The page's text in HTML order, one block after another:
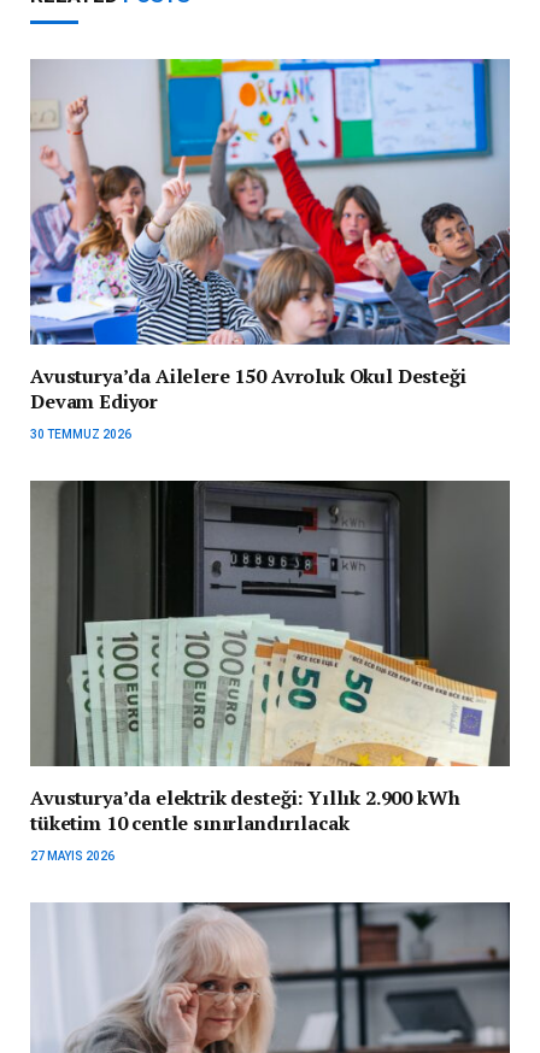
Avusturya’da Ailelere 150 Avroluk Okul Desteği
Devam Ediyor
30 TEMMUZ 2026
Avusturya’da elektrik desteği: Yıllık 2.900 kWh
tüketim 10 centle sınırlandırılacak
27 MAYIS 2026